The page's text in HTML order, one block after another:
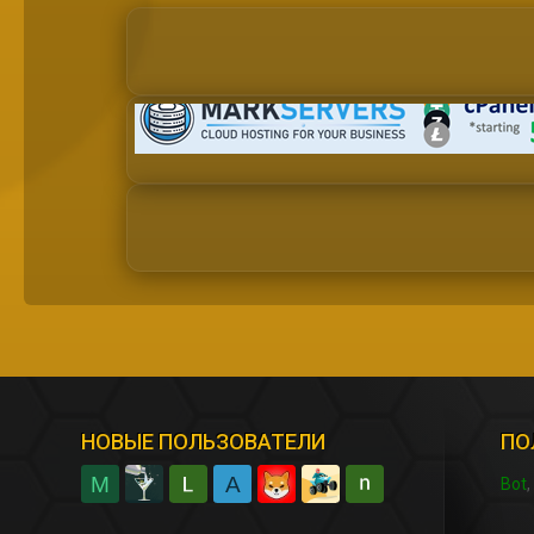
НОВЫЕ ПОЛЬЗОВАТЕЛИ
M A Bot